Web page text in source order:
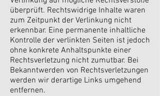
überprüft. Rechtswidrige Inhalte waren
zum Zeitpunkt der Verlinkung nicht
erkennbar. Eine permanente inhaltliche
Kontrolle der verlinkten Seiten ist jedoch
ohne konkrete Anhaltspunkte einer
Rechtsverletzung nicht zumutbar. Bei
Bekanntwerden von Rechtsverletzungen
werden wir derartige Links umgehend
entfernen.